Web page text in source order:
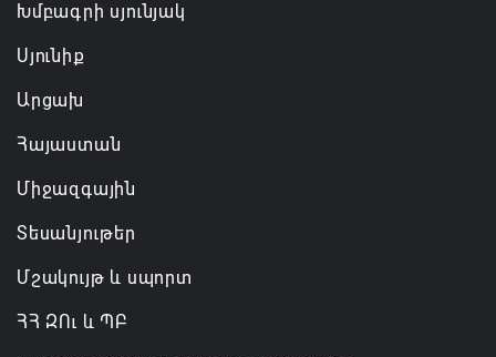
Անդրանիկ Սիմոնյանը վերանշանակվել է ԱԱԾ
ազատվել է պաշտոնից
06.08.2026 14:16
նախարարությունների անվանումները
06.08.2026 12:45
Խմբագրի սյունյակ
Սյունիք
Արցախ
Հայաստան
Միջազգային
Տեսանյութեր
Մշակույթ և սպորտ
ՀՀ ԶՈւ և ՊԲ